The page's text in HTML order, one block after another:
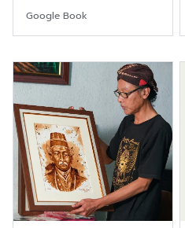
Khight |
Google Book